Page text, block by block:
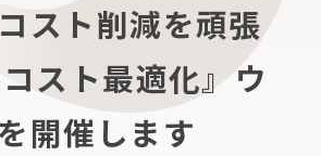
スト削減を頑張
スト最適化』ウ
開催します